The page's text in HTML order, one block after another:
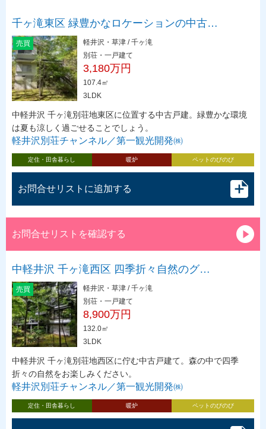
千ヶ滝東区 緑豊かなロケーションの中古…
売買
軽井沢・草津 / 千ヶ滝
別荘・一戸建て
3,180万円
107.4㎡
3LDK
中軽井沢 千ヶ滝別荘地東区に位置する中古戸建。緑豊かな環境
は夏も涼しく過ごせることでしょう。
軽井沢別荘チャンネル／第一観光開発㈱
定住・田舎暮らし 暖炉 ペットのびのび
お問合せリストに追加する
お問合せリストを確認する
中軽井沢 千ヶ滝西区 四季折々自然のグ…
売買
軽井沢・草津 / 千ヶ滝
別荘・一戸建て
8,900万円
132.0㎡
3LDK
中軽井沢 千ヶ滝別荘地西区に佇む中古戸建て。森の中で四季
折々の自然をお楽しみください。
軽井沢別荘チャンネル／第一観光開発㈱
定住・田舎暮らし 暖炉 ペットのびのび